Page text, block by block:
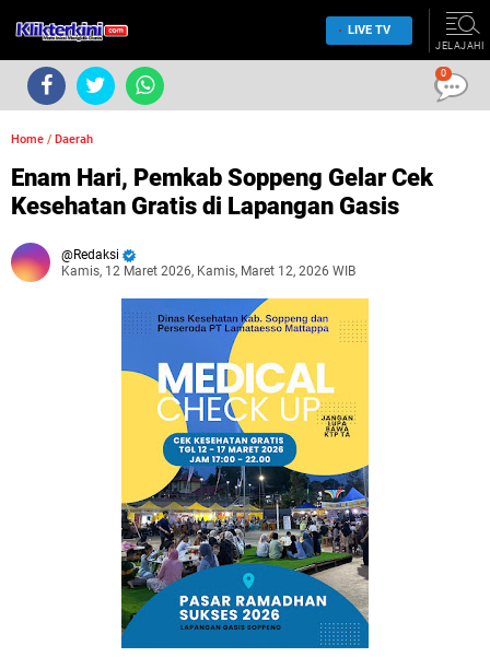
LIVE TV
JELAJAHI
Home / Daerah
Enam Hari, Pemkab Soppeng Gelar Cek
Kesehatan Gratis di Lapangan Gasis
Redaksi
Kamis, 12 Maret 2026, Kamis, Maret 12, 2026 WIB
0